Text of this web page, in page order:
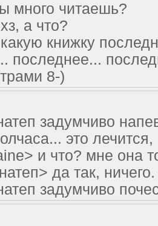
много читаешь?
а что?
книжку
последнее...
8-)
задумчиво
это
и что? мне она
да так, ничего.
задумчиво